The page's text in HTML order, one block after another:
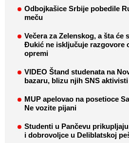
Odbojkašice Srbije pobedile
meču
Večera za Zelenskog, a šta
Đukić ne isključuje razgovore
opremi
VIDEO Štand studenata na
bazaru, blizu njih SNS
MUP apelovao na posetioce
Ne vozite pijani
Studenti u Pančevu
i dobrovoljce u Deliblatskoj